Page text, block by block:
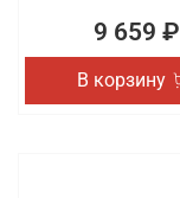
9 659 ₽
В корзину